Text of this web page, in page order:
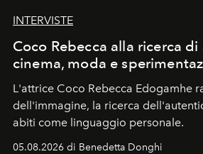
INTERVISTE
Coco Rebecca alla ricerca
cinema, moda e
L'attrice Coco Rebecca Edogamhe
dell'immagine, la ricerca
abiti come linguaggio personale.
05.08.2026 di Benedetta Donghi